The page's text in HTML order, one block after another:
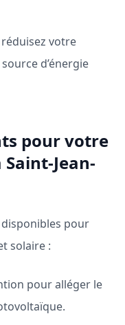
réduisez votre
d’énergie
pour votre
Jean-
pour
solaire :
pour alléger le